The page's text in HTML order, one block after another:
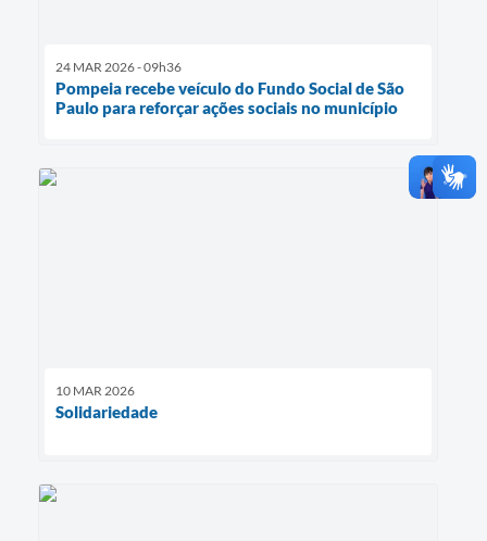
24 MAR 2026 - 09h36
Pompeia recebe veículo do Fundo Social de São
Paulo para reforçar ações sociais no município
10 MAR 2026
Solidariedade